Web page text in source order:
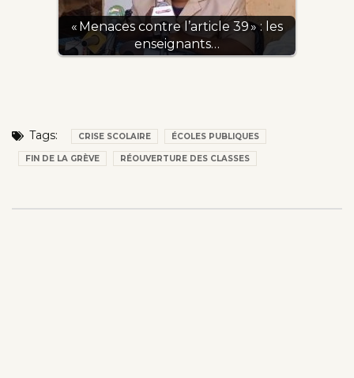
« Menaces contre l’article 39 » : les
enseignants…
Tags: CRISE SCOLAIRE ÉCOLES PUBLIQUES
FIN DE LA GRÈVE RÉOUVERTURE DES CLASSES